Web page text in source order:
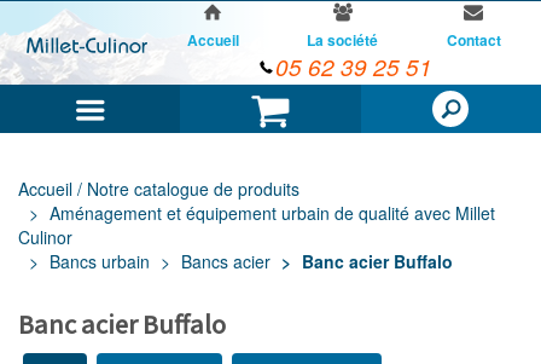
Panier
Accueil La société Contact
05 62 39 25 51
Accueil / Notre catalogue de produits
Aménagement et équipement urbain de qualité avec Millet
Culinor
Bancs urbain
Bancs acier Banc acier Buffalo
Banc acier Buffalo